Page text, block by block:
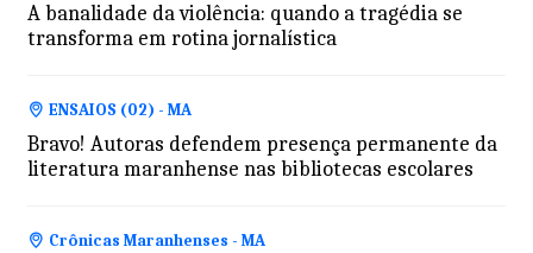
A banalidade da violência: quando a tragédia se
transforma em rotina jornalística
ENSAIOS (02) - MA
Bravo! Autoras defendem presença permanente da
literatura maranhense nas bibliotecas escolares
Crônicas Maranhenses - MA